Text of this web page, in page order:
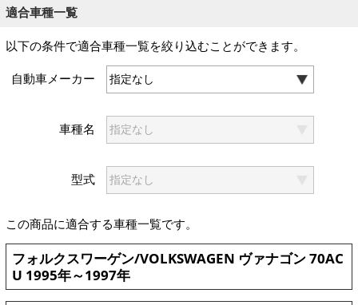
適合車種一覧
以下の条件で適合車種一覧を絞り込むことができます。
自動車メーカー
車種名
型式
この商品に適合する車種一覧です。
フォルクスワーゲン/VOLKSWAGEN ヴァナゴン 70AC
U 1995年～1997年